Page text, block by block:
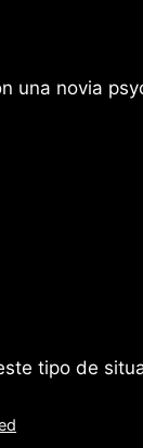
una novia
tipo de